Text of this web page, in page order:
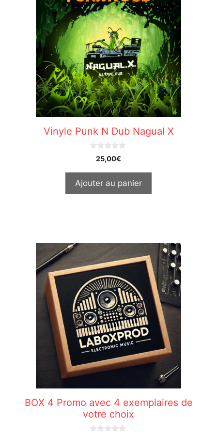
Vinyle Punk N Dub Nagual X
o
5
25,00€
Ajouter au panier
BOX 4 Promo avec 4 exemplaires de
votre choix